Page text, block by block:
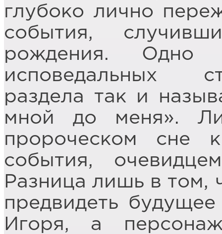
глубоко лично
события,
рождения. Одно
исповедальных
раздела так и
мной до меня».
пророческом сне
события,
Разница лишь в том,
предвидеть
Игоря, а